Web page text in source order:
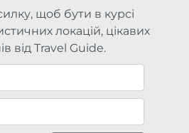
щоб бути в курсі
локацій, цікавих
від Travel Guide.